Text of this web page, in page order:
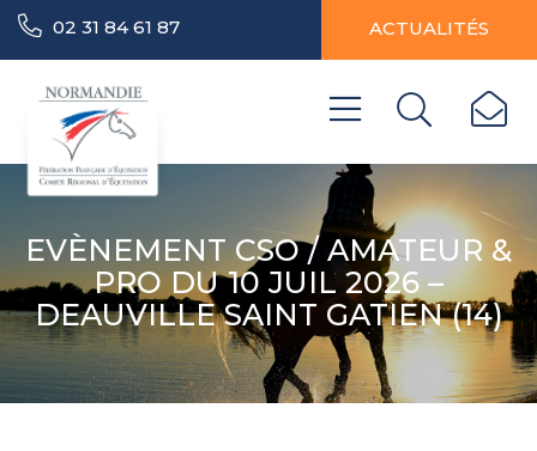
02 31 84 61 87 ACTUALITÉS
EVÈNEMENT CSO / AMATEUR &
PRO DU 10 JUIL 2026 –
DEAUVILLE SAINT GATIEN (14)